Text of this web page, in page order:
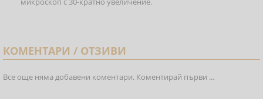
КОМЕНТАРИ / ОТЗИВИ
Все още няма добавени коментари. Коментирай първи ...